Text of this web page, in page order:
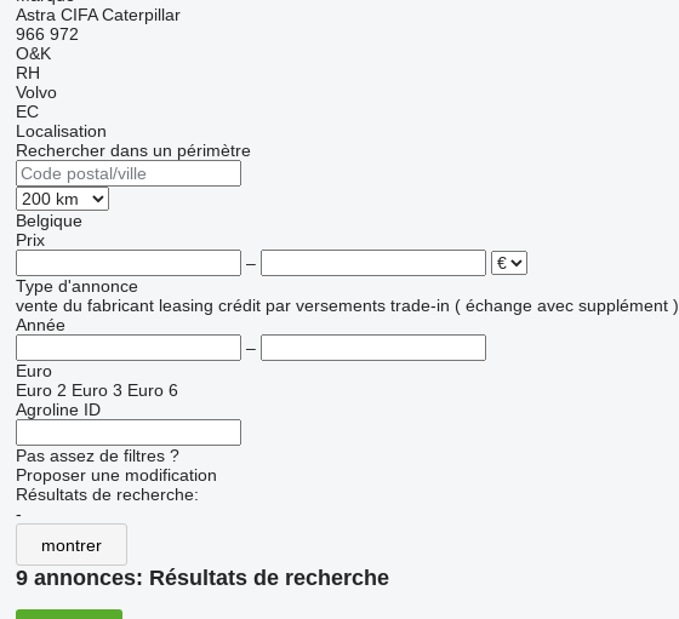
Astra CIFA Caterpillar
966 972
O&K
RH
Volvo
EC
Localisation
Rechercher dans un périmètre
Belgique
Prix
–
Type d'annonce
vente du fabricant leasing crédit par versements trade-in ( échange avec supplément )
Année
–
Euro
Euro 2 Euro 3 Euro 6
Agroline ID
Pas assez de filtres ?
Proposer une modification
Résultats de recherche:
-
montrer
9 annonces: Résultats de recherche